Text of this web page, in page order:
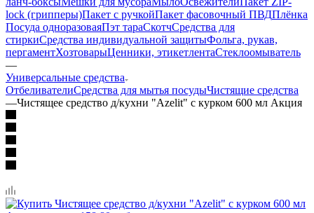
lock (грипперы)Пакет с ручкойПакет фасовочный ПВДПлёнка
Посуда одноразоваяПэт тараСкотчСредства для
стиркиСредства индивидуальной защитыФольга, рукав,
пергаментХозтоварыЦенники, этикетлентаСтеклоомыватель
—
Универсальные средства
ОтбеливателиСредства для мытья посудыЧистящие средства
—Чистящее средство д/кухни "Azelit" с курком 600 мл Акция